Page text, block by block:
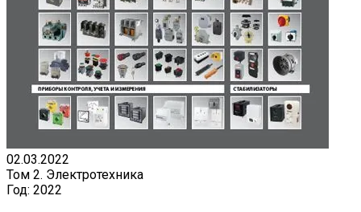
02.03.2022
Том 2. Электротехника
Год: 2022